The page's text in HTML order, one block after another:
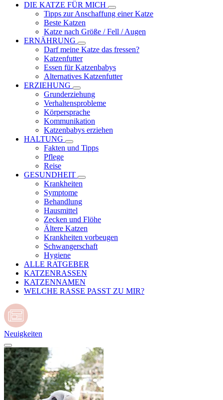
DIE KATZE FÜR MICH
Tipps zur Anschaffung einer Katze
Beste Katzen
Katze nach Größe / Fell / Augen
ERNÄHRUNG
Darf meine Katze das fressen?
Katzenfutter
Essen für Katzenbabys
Alternatives Katzenfutter
ERZIEHUNG
Grunderziehung
Verhaltensprobleme
Körpersprache
Kommunikation
Katzenbabys erziehen
HALTUNG
Fakten und Tipps
Pflege
Reise
GESUNDHEIT
Krankheiten
Symptome
Behandlung
Hausmittel
Zecken und Flöhe
Ältere Katzen
Krankheiten vorbeugen
Schwangerschaft
Hygiene
ALLE RATGEBER
KATZENRASSEN
KATZENNAMEN
WELCHE RASSE PASST ZU MIR?
Neuigkeiten